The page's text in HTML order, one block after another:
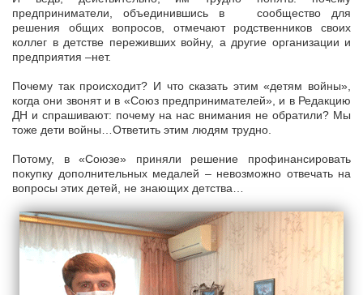
предприниматели, объединившись в сообщество для
решения общих вопросов, отмечают родственников своих
коллег в детстве переживших войну, а другие организации и
предприятия –нет.
Почему так происходит? И что сказать этим «детям войны»,
когда они звонят и в «Союз предпринимателей», и в Редакцию
ДН и спрашивают: почему на нас внимания не обратили? Мы
тоже дети войны…Ответить этим людям трудно.
Потому, в «Союзе» приняли решение профинансировать
покупку дополнительных медалей – невозможно отвечать на
вопросы этих детей, не знающих детства…